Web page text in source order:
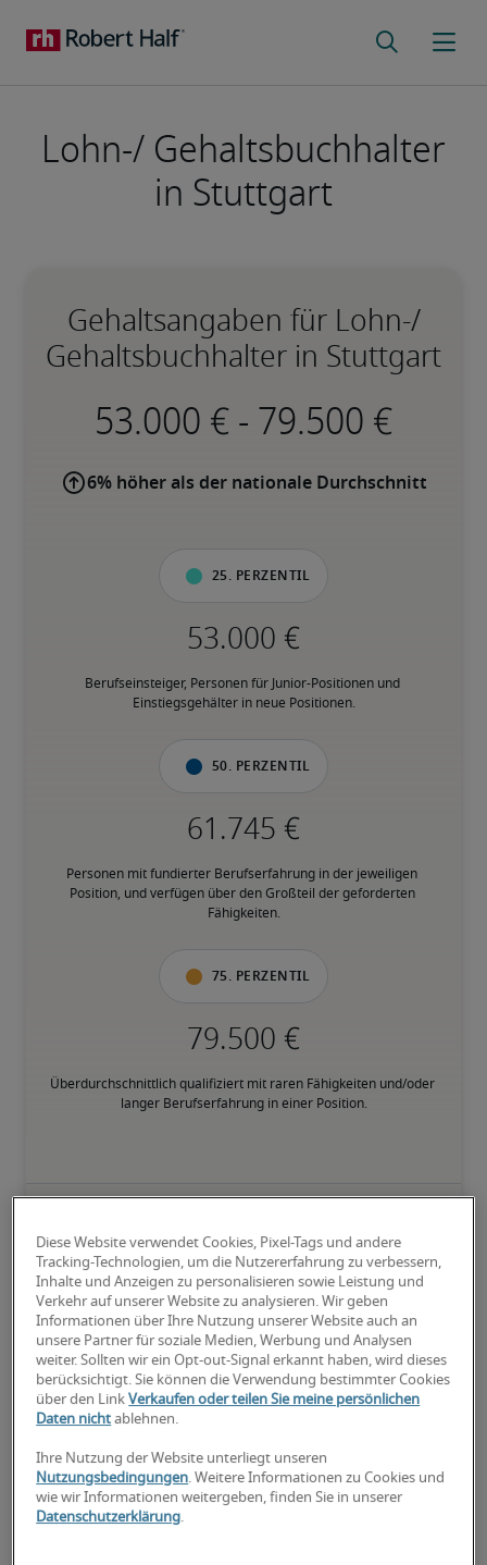
Lohn-/ Gehaltsbuchhalter
in Stuttgart
Gehaltsangaben für Lohn-/
Gehaltsbuchhalter in Stuttgart
-
6% höher als der nationale Durchschnitt
25. Perzentil
Berufseinsteiger, Personen für Junior-Positionen und
Einstiegsgehälter in neue Positionen.
50. Perzentil
Personen mit fundierter Berufserfahrung in der jeweiligen
Position, und verfügen über den Großteil der geforderten
Fähigkeiten.
75. Perzentil
Überdurchschnittlich qualifiziert mit raren Fähigkeiten und/oder
langer Berufserfahrung in einer Position.
Gehälter für ähnliche
Positionen
Diese Website verwendet Cookies, Pixel-Tags und andere
Tracking-Technologien, um die Nutzererfahrung zu verbessern,
Inhalte und Anzeigen zu personalisieren sowie Leistung und
Verkehr auf unserer Website zu analysieren. Wir geben
Informationen über Ihre Nutzung unserer Website auch an
unsere Partner für soziale Medien, Werbung und Analysen
weiter. Sollten wir ein Opt-out-Signal erkannt haben, wird dieses
berücksichtigt. Sie können die Verwendung bestimmter Cookies
über den LinkVerkaufen oder teilen Sie meine persönlichen
Daten nicht ablehnen.
Ihre Nutzung der Website unterliegt unseren
Nutzungsbedingungen. Weitere Informationen zu Cookies und
wie wir Informationen weitergeben, finden Sie in unserer
Datenschutzerklärung.